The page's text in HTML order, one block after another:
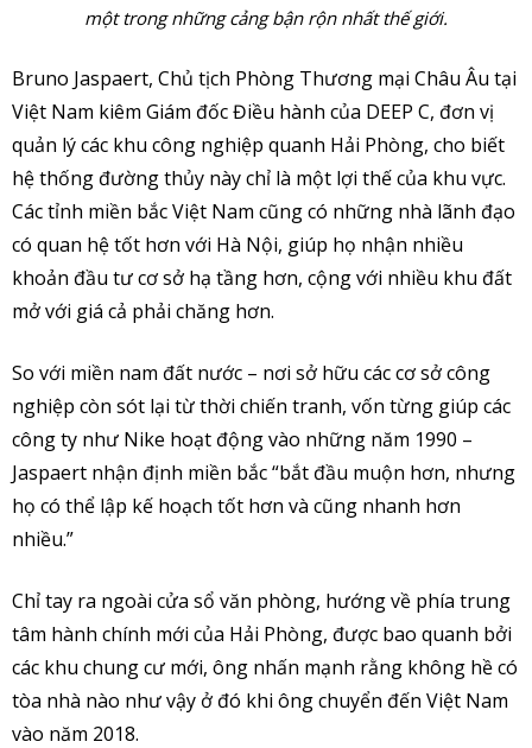
một trong những cảng bận rộn nhất thế giới.
Bruno Jaspaert, Chủ tịch Phòng Thương mại Châu Âu tại
Việt Nam kiêm Giám đốc Điều hành của DEEP C, đơn vị
quản lý các khu công nghiệp quanh Hải Phòng, cho biết
hệ thống đường thủy này chỉ là một lợi thế của khu vực.
Các tỉnh miền bắc Việt Nam cũng có những nhà lãnh đạo
có quan hệ tốt hơn với Hà Nội, giúp họ nhận nhiều
khoản đầu tư cơ sở hạ tầng hơn, cộng với nhiều khu đất
mở với giá cả phải chăng hơn.
So với miền nam đất nước – nơi sở hữu các cơ sở công
nghiệp còn sót lại từ thời chiến tranh, vốn từng giúp các
công ty như Nike hoạt động vào những năm 1990 –
Jaspaert nhận định miền bắc “bắt đầu muộn hơn, nhưng
họ có thể lập kế hoạch tốt hơn và cũng nhanh hơn
nhiều.”
Chỉ tay ra ngoài cửa sổ văn phòng, hướng về phía trung
tâm hành chính mới của Hải Phòng, được bao quanh bởi
các khu chung cư mới, ông nhấn mạnh rằng không hề có
tòa nhà nào như vậy ở đó khi ông chuyển đến Việt Nam
vào năm 2018.